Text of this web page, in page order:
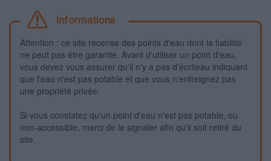
Informations
Attention : ce site recense des points d'eau dont la fiabilité
ne peut pas être garantie. Avant d'utiliser un point d'eau,
vous devez vous assurer qu'il n'y a pas d'écriteau indiquant
que l'eau n'est pas potable et que vous n'enfreignez pas
une propriété privée.
Si vous constatez qu'un point d'eau n'est pas potable, ou
non-accessible, merci de le signaler afin qu'il soit retiré du
site.